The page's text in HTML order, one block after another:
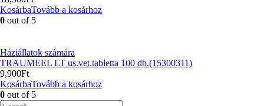
KosárbaTovább a kosárhoz
0 out of 5
Háziállatok számára
TRAUMEEL LT us.vet.tabletta 100 db.(15300311)
9,900Ft
KosárbaTovább a kosárhoz
0 out of 5